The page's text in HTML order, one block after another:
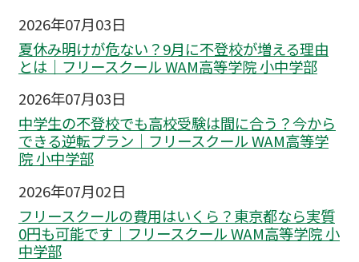
2026年07月03日
夏休み明けが危ない？9月に不登校が増える理由
とは｜フリースクール WAM高等学院 小中学部
2026年07月03日
中学生の不登校でも高校受験は間に合う？今から
できる逆転プラン｜フリースクール WAM高等学
院 小中学部
2026年07月02日
フリースクールの費用はいくら？東京都なら実質
0円も可能です｜フリースクール WAM高等学院 小
中学部